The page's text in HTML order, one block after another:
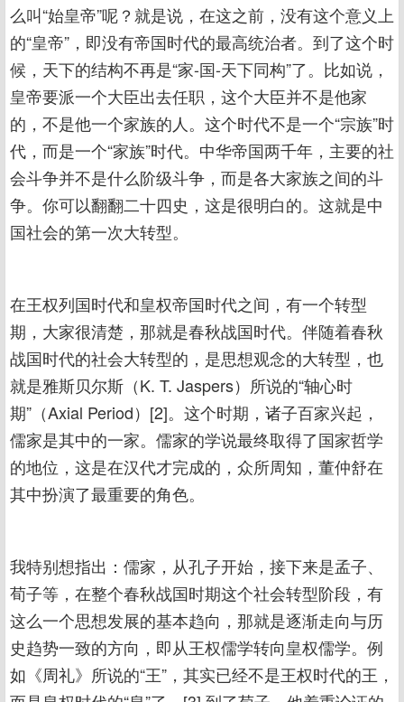
么叫“始皇帝”呢？就是说，在这之前，没有这个意义上
的“皇帝”，即没有帝国时代的最高统治者。到了这个时
候，天下的结构不再是“家-国-天下同构”了。比如说，
皇帝要派一个大臣出去任职，这个大臣并不是他家
的，不是他一个家族的人。这个时代不是一个“宗族”时
代，而是一个“家族”时代。中华帝国两千年，主要的社
会斗争并不是什么阶级斗争，而是各大家族之间的斗
争。你可以翻翻二十四史，这是很明白的。这就是中
国社会的第一次大转型。
在王权列国时代和皇权帝国时代之间，有一个转型
期，大家很清楚，那就是春秋战国时代。伴随着春秋
战国时代的社会大转型的，是思想观念的大转型，也
就是雅斯贝尔斯（K. T. Jaspers）所说的“轴心时
期”（Axial Period）[2]。这个时期，诸子百家兴起，
儒家是其中的一家。儒家的学说最终取得了国家哲学
的地位，这是在汉代才完成的，众所周知，董仲舒在
其中扮演了最重要的角色。
我特别想指出：儒家，从孔子开始，接下来是孟子、
荀子等，在整个春秋战国时期这个社会转型阶段，有
这么一个思想发展的基本趋向，那就是逐渐走向与历
史趋势一致的方向，即从王权儒学转向皇权儒学。例
如《周礼》所说的“王”，其实已经不是王权时代的王，